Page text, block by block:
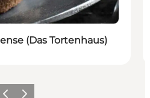
(Das Tortenhaus)